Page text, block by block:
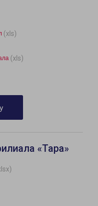
(xls)
(xls)
«Тара»